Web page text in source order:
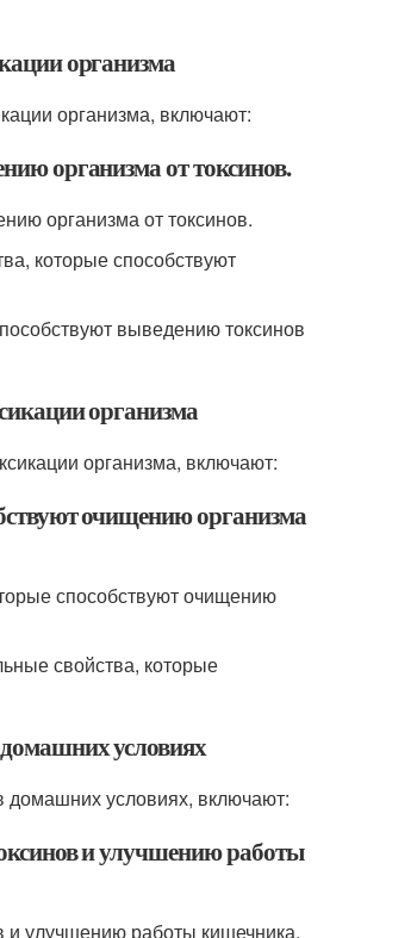
организма
организма, включают:
организма от токсинов.
организма от токсинов.
которые способствуют
выведению токсинов
организма
организма, включают:
очищению организма
способствуют очищению
свойства, которые
условиях
домашних условиях, включают:
и улучшению работы
и улучшению работы кишечника.